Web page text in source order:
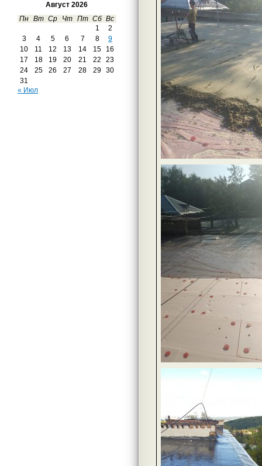
Август 2026
Пн Вт Ср Чт Пт Сб Вс
1
2
3
4 5 6 7 8
9
10
11 12 13 14 15
16
17
18 19 20 21 22
23
24
25 26 27 28 29
30
31
« Июл